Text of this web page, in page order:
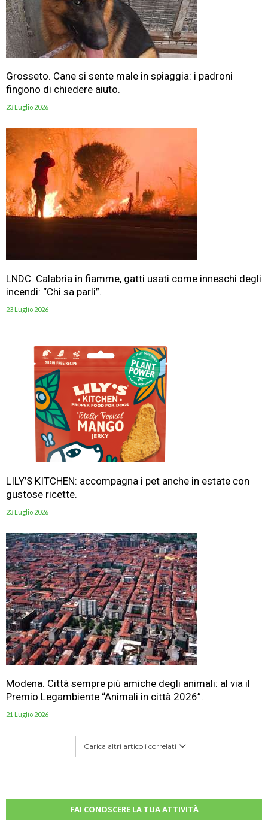
Grosseto. Cane si sente male in spiaggia: i padroni
fingono di chiedere aiuto.
23 Luglio 2026
LNDC. Calabria in fiamme, gatti usati come inneschi degli
incendi: “Chi sa parli”.
23 Luglio 2026
LILY’S KITCHEN: accompagna i pet anche in estate con
gustose ricette.
23 Luglio 2026
Modena. Città sempre più amiche degli animali: al via il
Premio Legambiente “Animali in città 2026”.
21 Luglio 2026
Carica altri articoli correlati
FAI CONOSCERE LA TUA ATTIVITÀ